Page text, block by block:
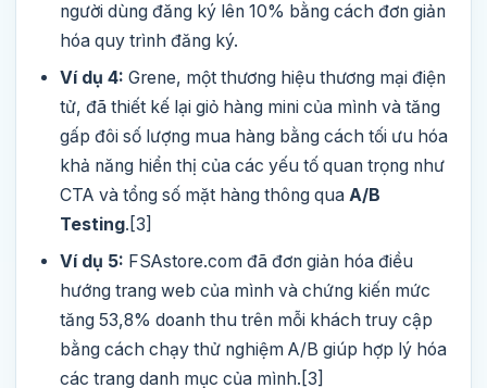
người dùng đăng ký lên 10% bằng cách đơn giản
hóa quy trình đăng ký.
Ví dụ 4: Grene, một thương hiệu thương mại điện
tử, đã thiết kế lại giỏ hàng mini của mình và tăng
gấp đôi số lượng mua hàng bằng cách tối ưu hóa
khả năng hiển thị của các yếu tố quan trọng như
CTA và tổng số mặt hàng thông qua A/B
Testing.[3]
Ví dụ 5: FSAstore.com đã đơn giản hóa điều
hướng trang web của mình và chứng kiến ​​mức
tăng 53,8% doanh thu trên mỗi khách truy cập
bằng cách chạy thử nghiệm A/B giúp hợp lý hóa
các trang danh mục của mình.[3]